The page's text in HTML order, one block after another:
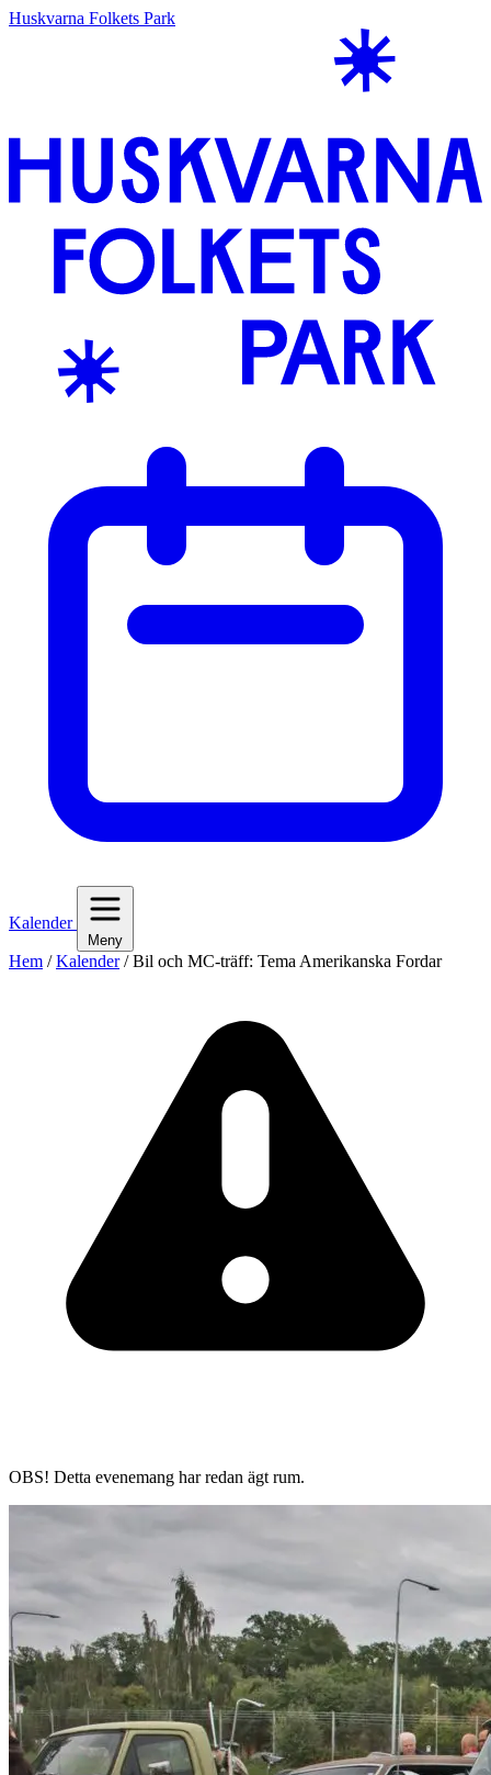
Huskvarna Folkets Park
Kalender
Meny
Hem /Kalender/Bil och MC-träff: Tema Amerikanska Fordar
OBS! Detta evenemang har redan ägt rum.